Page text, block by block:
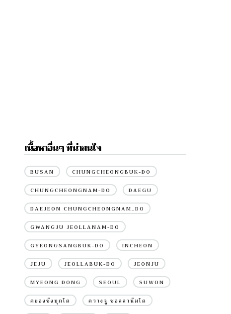
เนื้อหาอื่นๆ ที่น่าสนใจ
BUSAN CHUNGCHEONGBUK-DO
CHUNGCHEONGNAM-DO DAEGU
DAEJEON CHUNGCHEONGNAM_DO
GWANGJU JEOLLANAM-DO
GYEONGSANGBUK-DO INCHEON
JEJU JEOLLABUK-DO JEONJU
MYEONG DONG SEOUL SUWON
คยองซังบุกโด ควางจู ชอลลานัมโด